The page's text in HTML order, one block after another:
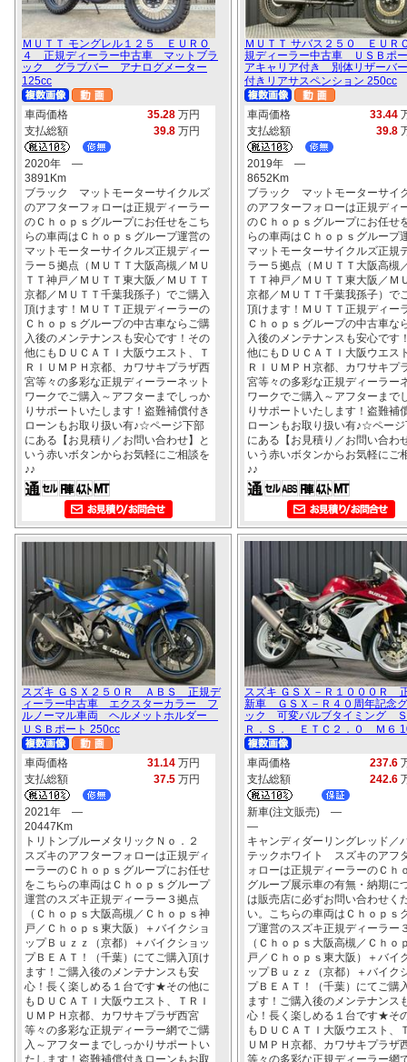
ＭＵＴＴ モングレル１２５ ＥＵＲＯ
４ 正規ディーラー中古車 マットブラ
ック グラブバー アナログメーター
125cc
車両価格 35.28 万円
支払総額
39.8 万円
2020年 ―
3891Km
ブラック マットモーターサイクルズ
のアフターフォローは正規ディーラー
のＣｈｏｐｓグループにお任せをこち
らの車両はＣｈｏｐｓグループ運営の
マットモーターサイクルズ正規ディー
ラー５拠点（ＭＵＴＴ大阪高槻／ＭＵ
ＴＴ神戸／ＭＵＴＴ東大阪／ＭＵＴＴ
京都／ＭＵＴＴ千葉我孫子）でご購入
頂けます！ＭＵＴＴ正規ディーラーの
Ｃｈｏｐｓグループの中古車ならご購
入後のメンテナンスも安心です！その
他にもＤＵＣＡＴＩ大阪ウエスト、Ｔ
ＲＩＵＭＰＨ京都、カワサキプラザ西
宮等々の多彩な正規ディーラーネット
ワークでご購入～アフターまでしっか
りサポートいたします！盗難補償付き
ローンもお取り扱い有♪☆ページ下部
にある【お見積り／お問い合わせ】と
いう赤いボタンからお気軽にご相談を
♪♪
ＭＵＴＴ サバス２５０ ＥＵ
規ディーラー中古車 ＵＳＢポ
アキャリア付き 別体リザーバ
付きリアサスペンション 250cc
車両価格 33.44
支払総額
39.8
2019年 ―
8652Km
ブラック マットモーターサイ
のアフターフォローは正規ディ
のＣｈｏｐｓグループにお任せ
らの車両はＣｈｏｐｓグループ
マットモーターサイクルズ正規
ラー５拠点（ＭＵＴＴ大阪高槻
ＴＴ神戸／ＭＵＴＴ東大阪／Ｍ
京都／ＭＵＴＴ千葉我孫子）で
頂けます！ＭＵＴＴ正規ディー
Ｃｈｏｐｓグループの中古車な
入後のメンテナンスも安心です
他にもＤＵＣＡＴＩ大阪ウエス
ＲＩＵＭＰＨ京都、カワサキプ
宮等々の多彩な正規ディーラー
ワークでご購入～アフターまで
りサポートいたします！盗難補
ローンもお取り扱い有♪☆ペー
にある【お見積り／お問い合わ
いう赤いボタンからお気軽にご
♪♪
スズキ ＧＳＸ２５０Ｒ ＡＢＳ 正規デ
ィーラー中古車 エクスターカラー フ
ルノーマル車両 ヘルメットホルダー
ＵＳＢポート 250cc
車両価格 31.14 万円
支払総額
37.5 万円
2021年 ―
20447Km
トリトンブルーメタリックＮｏ．２
スズキのアフターフォローは正規ディ
ーラーのＣｈｏｐｓグループにお任せ
をこちらの車両はＣｈｏｐｓグループ
運営のスズキ正規ディーラー３拠点
（Ｃｈｏｐｓ大阪高槻／Ｃｈｏｐｓ神
戸／Ｃｈｏｐｓ東大阪）＋バイクショ
ップＢｕｚｚ（京都）＋バイクショッ
プＢＥＡＴ！（千葉）にてご購入頂け
ます！ご購入後のメンテナンスも安
心！長く楽しめる１台です★その他に
もＤＵＣＡＴＩ大阪ウエスト、ＴＲＩ
ＵＭＰＨ京都、カワサキプラザ西宮
等々の多彩な正規ディーラー網でご購
入～アフターまでしっかりサポートい
たします！盗難補償付きローンもお取
スズキ ＧＳＸ－Ｒ１０００Ｒ
新車 ＧＳＸ－Ｒ４０周年記念
ック 可変バルブタイミング
Ｒ．Ｓ． ＥＴＣ２．０ Ｍ６
車両価格 237.6
支払総額
242.6
新車(注文販売) ―
―
キャンディダーリングレッド／
テックホワイト スズキのアフ
ォローは正規ディーラーのＣｈ
グループ展示車の有無・納期に
は販売店に必ずお問い合わせく
い。こちらの車両はＣｈｏｐｓ
プ運営のスズキ正規ディーラー
（Ｃｈｏｐｓ大阪高槻／Ｃｈｏ
戸／Ｃｈｏｐｓ東大阪）＋バイ
ップＢｕｚｚ（京都）＋バイク
プＢＥＡＴ！（千葉）にてご購
ます！ご購入後のメンテナンス
心！長く楽しめる１台です★そ
もＤＵＣＡＴＩ大阪ウエスト、
ＵＭＰＨ京都、カワサキプラザ
等々の多彩な正規ディーラー網